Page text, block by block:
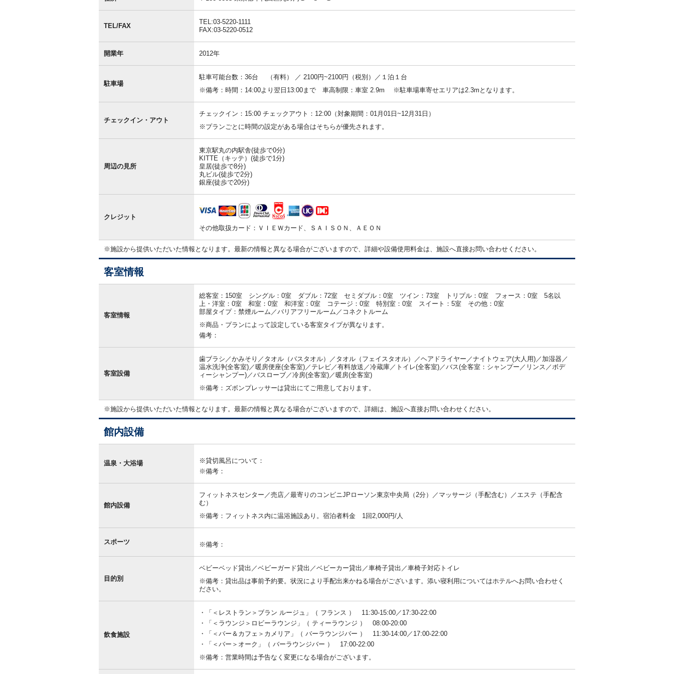
TEL/FAX
TEL:03-5220-1111
FAX:03-5220-0512
開業年 2012年
駐車場
駐車可能台数：36台 （有料） ／ 2100円~2100円（税別）／１泊１台
※備考：時間：14:00より翌日13:00まで 車高制限：車室 2.9m ※駐車場車寄せエリアは2.3mとなります。
チェックイン・アウト
チェックイン：15:00 チェックアウト：12:00（対象期間：01月01日~12月31日）
※プランごとに時間の設定がある場合はそちらが優先されます。
周辺の見所
東京駅丸の内駅舎(徒歩で0分)
KITTE（キッテ）(徒歩で1分)
皇居(徒歩で8分)
丸ビル(徒歩で2分)
銀座(徒歩で20分)
クレジット
その他取扱カード：ＶＩＥＷカード、ＳＡＩＳＯＮ、ＡＥＯＮ
※施設から提供いただいた情報となります。最新の情報と異なる場合がございますので、詳細や設備使用料金は、施設へ直接お問い合わせください。
客室情報
報
客室情報
総客室：150室 シングル：0室 ダブル：72室 セミダブル：0室 ツイン：73室 トリプル：0室 フォース：0室 5名以
上・洋室：0室 和室：0室 和洋室：0室 コテージ：0室 特別室：0室 スイート：5室 その他：0室
部屋タイプ：禁煙ルーム／バリアフリールーム／コネクトルーム
※商品・プランによって設定している客室タイプが異なります。
備考：
客室設備
歯ブラシ／かみそり／タオル（バスタオル）／タオル（フェイスタオル）／ヘアドライヤー／ナイトウェア(大人用)／加湿器／
温水洗浄(全客室)／暖房便座(全客室)／テレビ／有料放送／冷蔵庫／トイレ(全客室)／バス(全客室：シャンプー／リンス／ボデ
ィーシャンプー)／バスローブ／冷房(全客室)／暖房(全客室)
※備考：ズボンプレッサーは貸出にてご用意しております。
※施設から提供いただいた情報となります。最新の情報と異なる場合がございますので、詳細は、施設へ直接お問い合わせください。
館内設備
設温泉・大浴場
※貸切風呂について：
※備考：
館内設備
フィットネスセンター／売店／最寄りのコンビニJPローソン東京中央局（2分）／マッサージ（手配含む）／エステ（手配含
む）
※備考：フィットネス内に温浴施設あり。宿泊者料金 1回2,000円/人
スポーツ ※備考：
目的別
ベビーベッド貸出／ベビーガード貸出／ベビーカー貸出／車椅子貸出／車椅子対応トイレ
※備考：貸出品は事前予約要。状況により手配出来かねる場合がございます。添い寝利用についてはホテルへお問い合わせく
ださい。
飲食施設
「＜レストラン＞ブラン ルージュ」（ フランス ） 11:30-15:00／17:30-22:00
「＜ラウンジ＞ロビーラウンジ」（ ティーラウンジ ） 08:00-20:00
「＜バー＆カフェ＞カメリア」（ バーラウンジバー ） 11:30-14:00／17:00-22:00
「＜バー＞オーク」（ バーラウンジバー ） 17:00-22:00
※備考：営業時間は予告なく変更になる場合がございます。